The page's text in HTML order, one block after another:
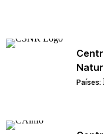
Países: